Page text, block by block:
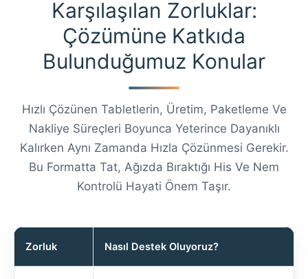
Karşılaşılan Zorluklar:
Çözümüne Katkıda
Bulunduğumuz Konular
Hızlı Çözünen Tabletlerin, Üretim, Paketleme Ve
Nakliye Süreçleri Boyunca Yeterince Dayanıklı
Kalırken Aynı Zamanda Hızla Çözünmesi Gerekir.
Bu Formatta Tat, Ağızda Bıraktığı His Ve Nem
Kontrolü Hayati Önem Taşır.
Zorluk Nasıl Destek Oluyoruz?